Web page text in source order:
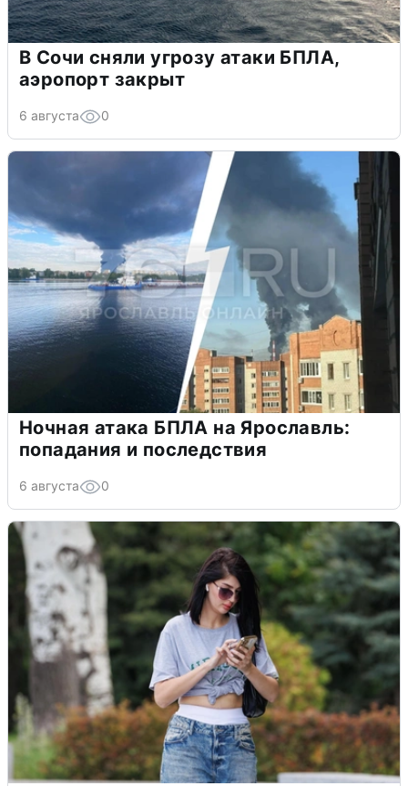
В Сочи сняли угрозу атаки БПЛА,
аэропорт закрыт
6 августа 0
Ночная атака БПЛА на Ярославль:
попадания и последствия
6 августа 0